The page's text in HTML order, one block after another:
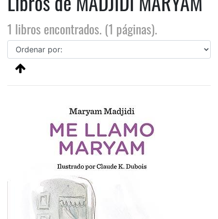
1 libros encontrados. (1 páginas).